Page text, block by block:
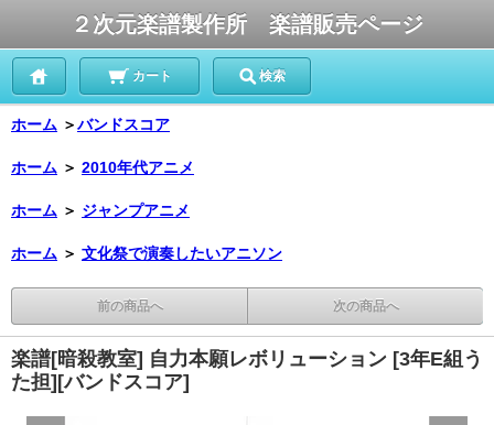
２次元楽譜製作所 楽譜販売ページ
カート 検索
ホーム ＞バンドスコア
ホーム ＞ 2010年代アニメ
ホーム ＞ ジャンプアニメ
ホーム ＞ 文化祭で演奏したいアニソン
前の商品へ 次の商品へ
楽譜[暗殺教室] 自力本願レボリューション [3年E組う
た担][バンドスコア]